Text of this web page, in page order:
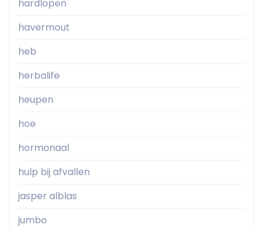
hardlopen
havermout
heb
herbalife
heupen
hoe
hormonaal
hulp bij afvallen
jasper alblas
jumbo